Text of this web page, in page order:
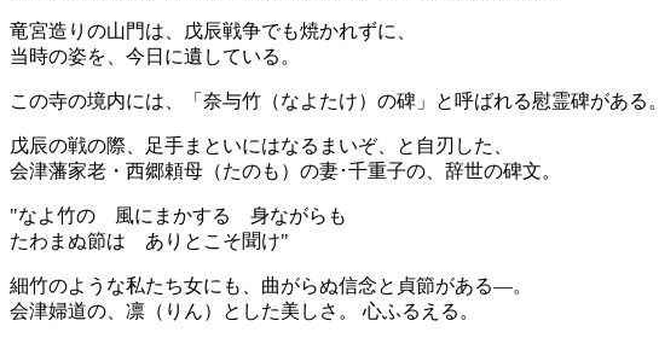
竜宮造りの山門は、戊辰戦争でも焼かれずに、
当時の姿を、今日に遺している。
この寺の境内には、「奈与竹（なよたけ）の碑」と呼ばれる慰霊碑がある。
戊辰の戦の際、足手まといにはなるまいぞ、と自刃した、
会津藩家老・西郷頼母（たのも）の妻･千重子の、辞世の碑文。
"なよ竹の 風にまかする 身ながらも
たわまぬ節は ありとこそ聞け"
細竹のような私たち女にも、曲がらぬ信念と貞節がある―。
会津婦道の、凛（りん）とした美しさ。 心ふるえる。